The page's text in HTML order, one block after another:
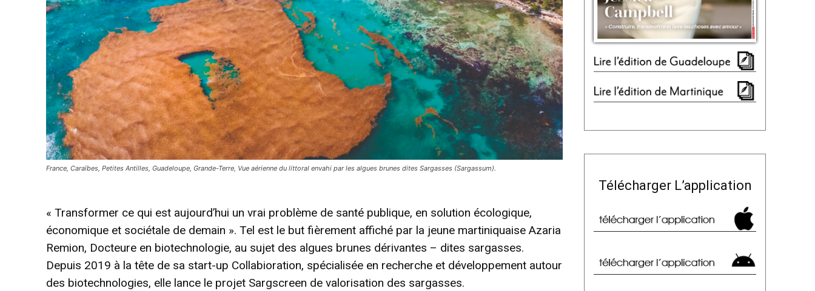
France, Caraïbes, Petites Antilles, Guadeloupe, Grande-Terre, Vue aérienne du littoral envahi par les algues brunes dites Sargasses (Sargassum).
« Transformer ce qui est aujourd’hui un vrai problème de santé publique, en solution écologique,
économique et sociétale de demain ». Tel est le but fièrement affiché par la jeune martiniquaise Azaria
Remion, Docteure en biotechnologie, au sujet des algues brunes dérivantes – dites sargasses.
Depuis 2019 à la tête de sa start-up Collabioration, spécialisée en recherche et développement autour
des biotechnologies, elle lance le projet Sargscreen de valorisation des sargasses.
Télécharger L’application